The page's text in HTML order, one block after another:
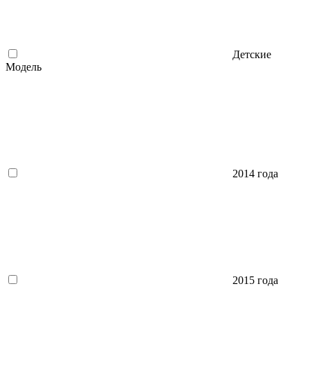
Детские
Модель
2014 года
2015 года